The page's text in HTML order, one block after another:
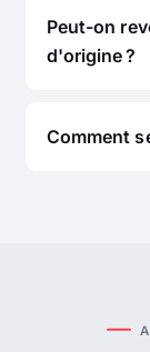
Peut-on
d'origine ?
Comment